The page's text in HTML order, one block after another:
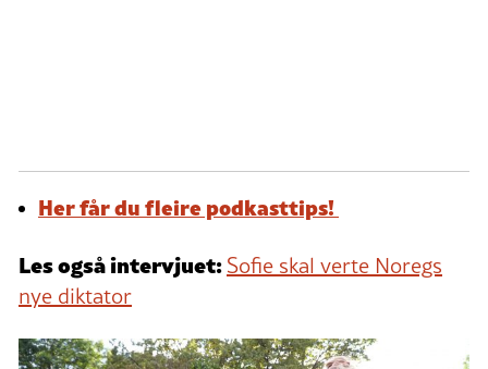
Her får du fleire podkasttips!
Les også intervjuet:Sofie skal verte Noregs
nye diktator